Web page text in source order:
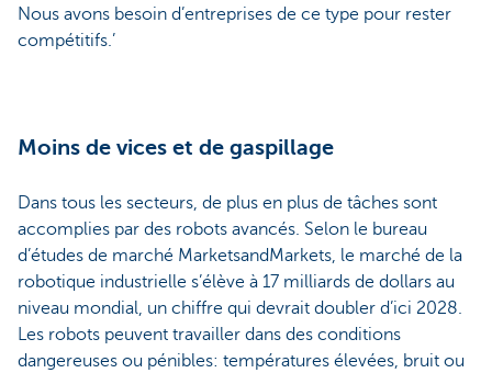
Nous avons besoin d’entreprises de ce type pour rester
compétitifs.’
Moins de vices et de gaspillage
Dans tous les secteurs, de plus en plus de tâches sont
accomplies par des robots avancés. Selon le bureau
d’études de marché MarketsandMarkets, le marché de la
robotique industrielle s’élève à 17 milliards de dollars au
niveau mondial, un chiffre qui devrait doubler d’ici 2028.
Les robots peuvent travailler dans des conditions
dangereuses ou pénibles: températures élevées, bruit ou